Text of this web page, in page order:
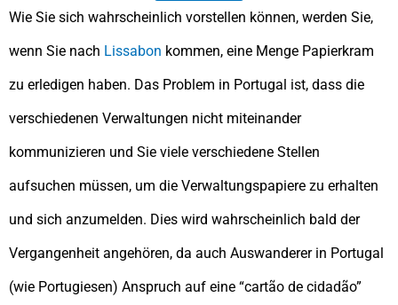
Wie Sie sich wahrscheinlich vorstellen können, werden Sie,
wenn Sie nach Lissabon kommen, eine Menge Papierkram
zu erledigen haben. Das Problem in Portugal ist, dass die
verschiedenen Verwaltungen nicht miteinander
kommunizieren und Sie viele verschiedene Stellen
aufsuchen müssen, um die Verwaltungspapiere zu erhalten
und sich anzumelden. Dies wird wahrscheinlich bald der
Vergangenheit angehören, da auch Auswanderer in Portugal
(wie Portugiesen) Anspruch auf eine “cartão de cidadão”